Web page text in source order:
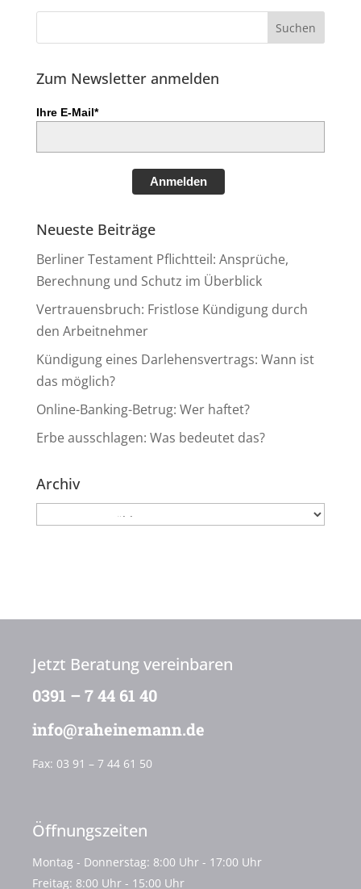
Zum Newsletter anmelden
Ihre E-Mail*
Anmelden
Neueste Beiträge
Berliner Testament Pflichtteil: Ansprüche,
Berechnung und Schutz im Überblick
Vertrauensbruch: Fristlose Kündigung durch
den Arbeitnehmer
Kündigung eines Darlehensvertrags: Wann ist
das möglich?
Online-Banking-Betrug: Wer haftet?
Erbe ausschlagen: Was bedeutet das?
Archiv
Jetzt Beratung vereinbaren
0391 – 7 44 61 40
info@raheinemann.de
Fax: 03 91 – 7 44 61 50
Öffnungszeiten
Montag - Donnerstag: 8:00 Uhr - 17:00 Uhr
Freitag: 8:00 Uhr - 15:00 Uhr